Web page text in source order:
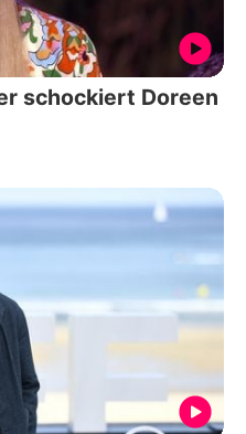
schockiert Doreen